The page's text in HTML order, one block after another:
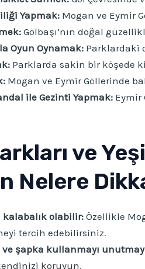
Yapmak:Mogan ve Eymir
Gölbaşı’nın doğal
Oyun Oynamak:Parklardaki
Parklarda sakin bir köşede
Mogan ve Eymir Göllerinde
ile Gezinti Yapmak:Eymir
ve
Nelere
kalabalık olabilir:Özellikle
tercih edebilirsiniz.
şapka kullanmayı
koruyun.